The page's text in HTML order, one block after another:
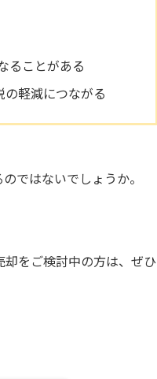
ることがある
軽減につながる
ではないでしょうか。
をご検討中の方は、ぜひ